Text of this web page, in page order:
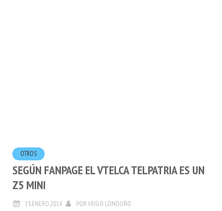
OTROS
SEGÚN FANPAGE EL VTELCA TELPATRIA ES UN
Z5 MINI
15.ENERO.2014 POR HUGO LONDOÑO